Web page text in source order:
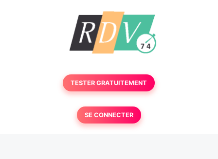
TESTER GRATUITEMENT
SE CONNECTER